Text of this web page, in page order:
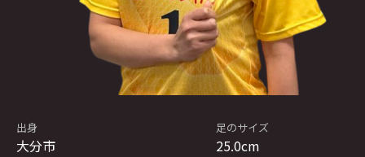
出身
大分市
足のサイズ
25.0cm